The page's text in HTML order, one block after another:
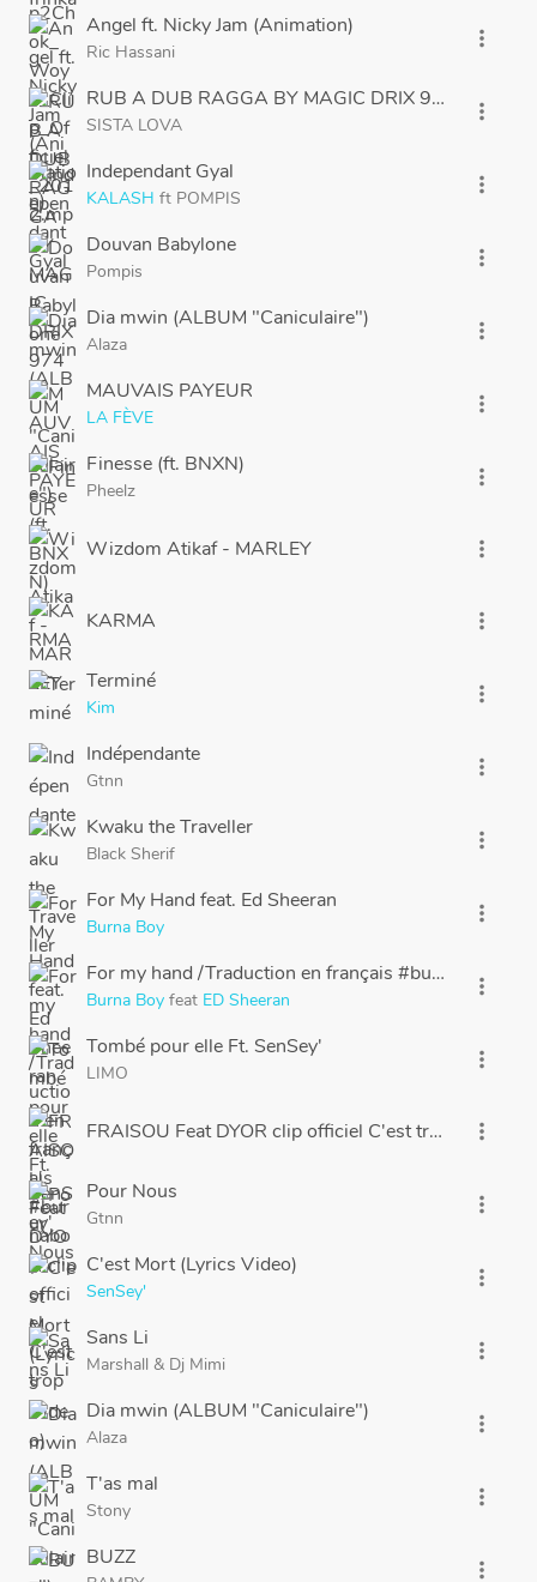
Angel ft. Nicky Jam (Animation)
Ric Hassani
more_vert
RUB A DUB RAGGA BY MAGIC DRIX 974
SISTA LOVA
more_vert
Independant Gyal
KALASH ft POMPIS
more_vert
Douvan Babylone
Pompis
more_vert
Dia mwin (ALBUM "Caniculaire")
Alaza
more_vert
MAUVAIS PAYEUR
LA FÈVE
more_vert
Finesse (ft. BNXN)
Pheelz
more_vert
Wizdom Atikaf - MARLEY more_vert
KARMA more_vert
Terminé
Kim
more_vert
Indépendante
Gtnn
more_vert
Kwaku the Traveller
Black Sherif
more_vert
For My Hand feat. Ed Sheeran
Burna Boy
more_vert
For my hand /Traduction en français #burnaboy
Burna Boy feat ED Sheeran
more_vert
Tombé pour elle Ft. SenSey'
LIMO
more_vert
FRAISOU Feat DYOR clip officiel C'est trop more_vert
Pour Nous
Gtnn
more_vert
C'est Mort (Lyrics Video)
SenSey'
more_vert
Sans Li
Marshall & Dj Mimi
more_vert
Dia mwin (ALBUM "Caniculaire")
Alaza
more_vert
T'as mal
Stony
more_vert
BUZZ more_vert